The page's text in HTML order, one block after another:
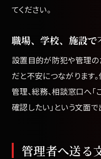
てください。
職場、学校、施設で
設置目的が防犯や管理
だと不安につながります
管理、総務、相談窓口へ
確認したい」という文面
管理者へ送る